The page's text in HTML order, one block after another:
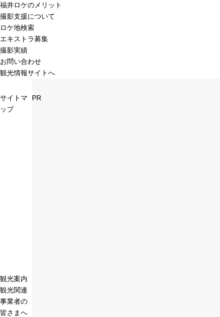
福井ロケのメリット
撮影支援について
ロケ地検索
エキストラ募集
撮影実績
お問い合わせ
観光情報サイトへ
サイトマ
ップ
観光案内
観光関連
事業者の
皆さまへ
PR